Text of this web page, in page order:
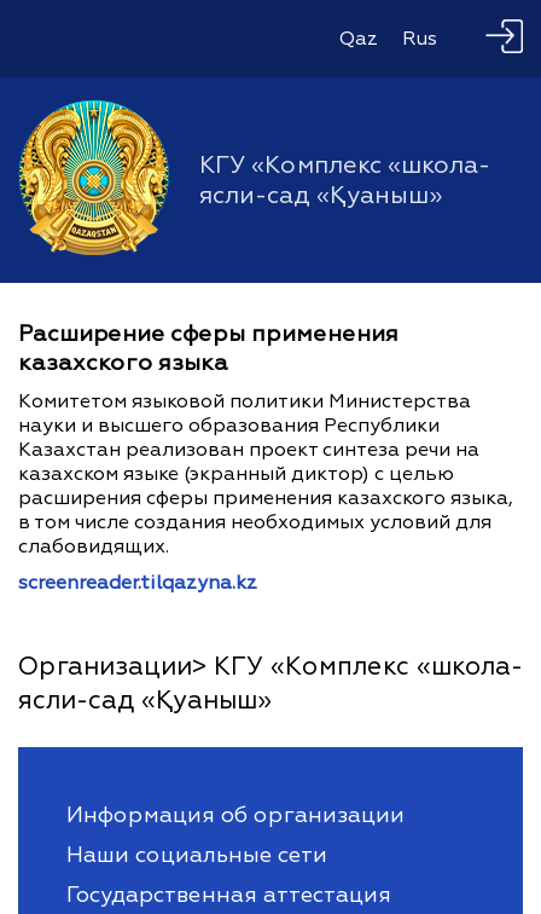
Qaz Rus
КГУ «Комплекс «школа-
ясли-сад «Қуаныш»
Расширение сферы применения
казахского языка
Комитетом языковой политики Министерства
науки и высшего образования Республики
Казахстан реализован проект синтеза речи на
казахском языке (экранный диктор) с целью
расширения сферы применения казахского языка,
в том числе создания необходимых условий для
слабовидящих.
screenreader.tilqazyna.kz
Организации> КГУ «Комплекс «школа-
ясли-сад «Қуаныш»
Информация об организации
Наши социальные сети
Государственная аттестация